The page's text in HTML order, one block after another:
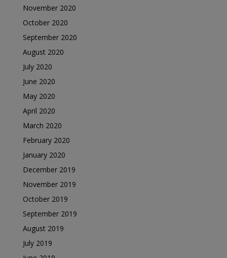
November 2020
October 2020
September 2020
August 2020
July 2020
June 2020
May 2020
April 2020
March 2020
February 2020
January 2020
December 2019
November 2019
October 2019
September 2019
August 2019
July 2019